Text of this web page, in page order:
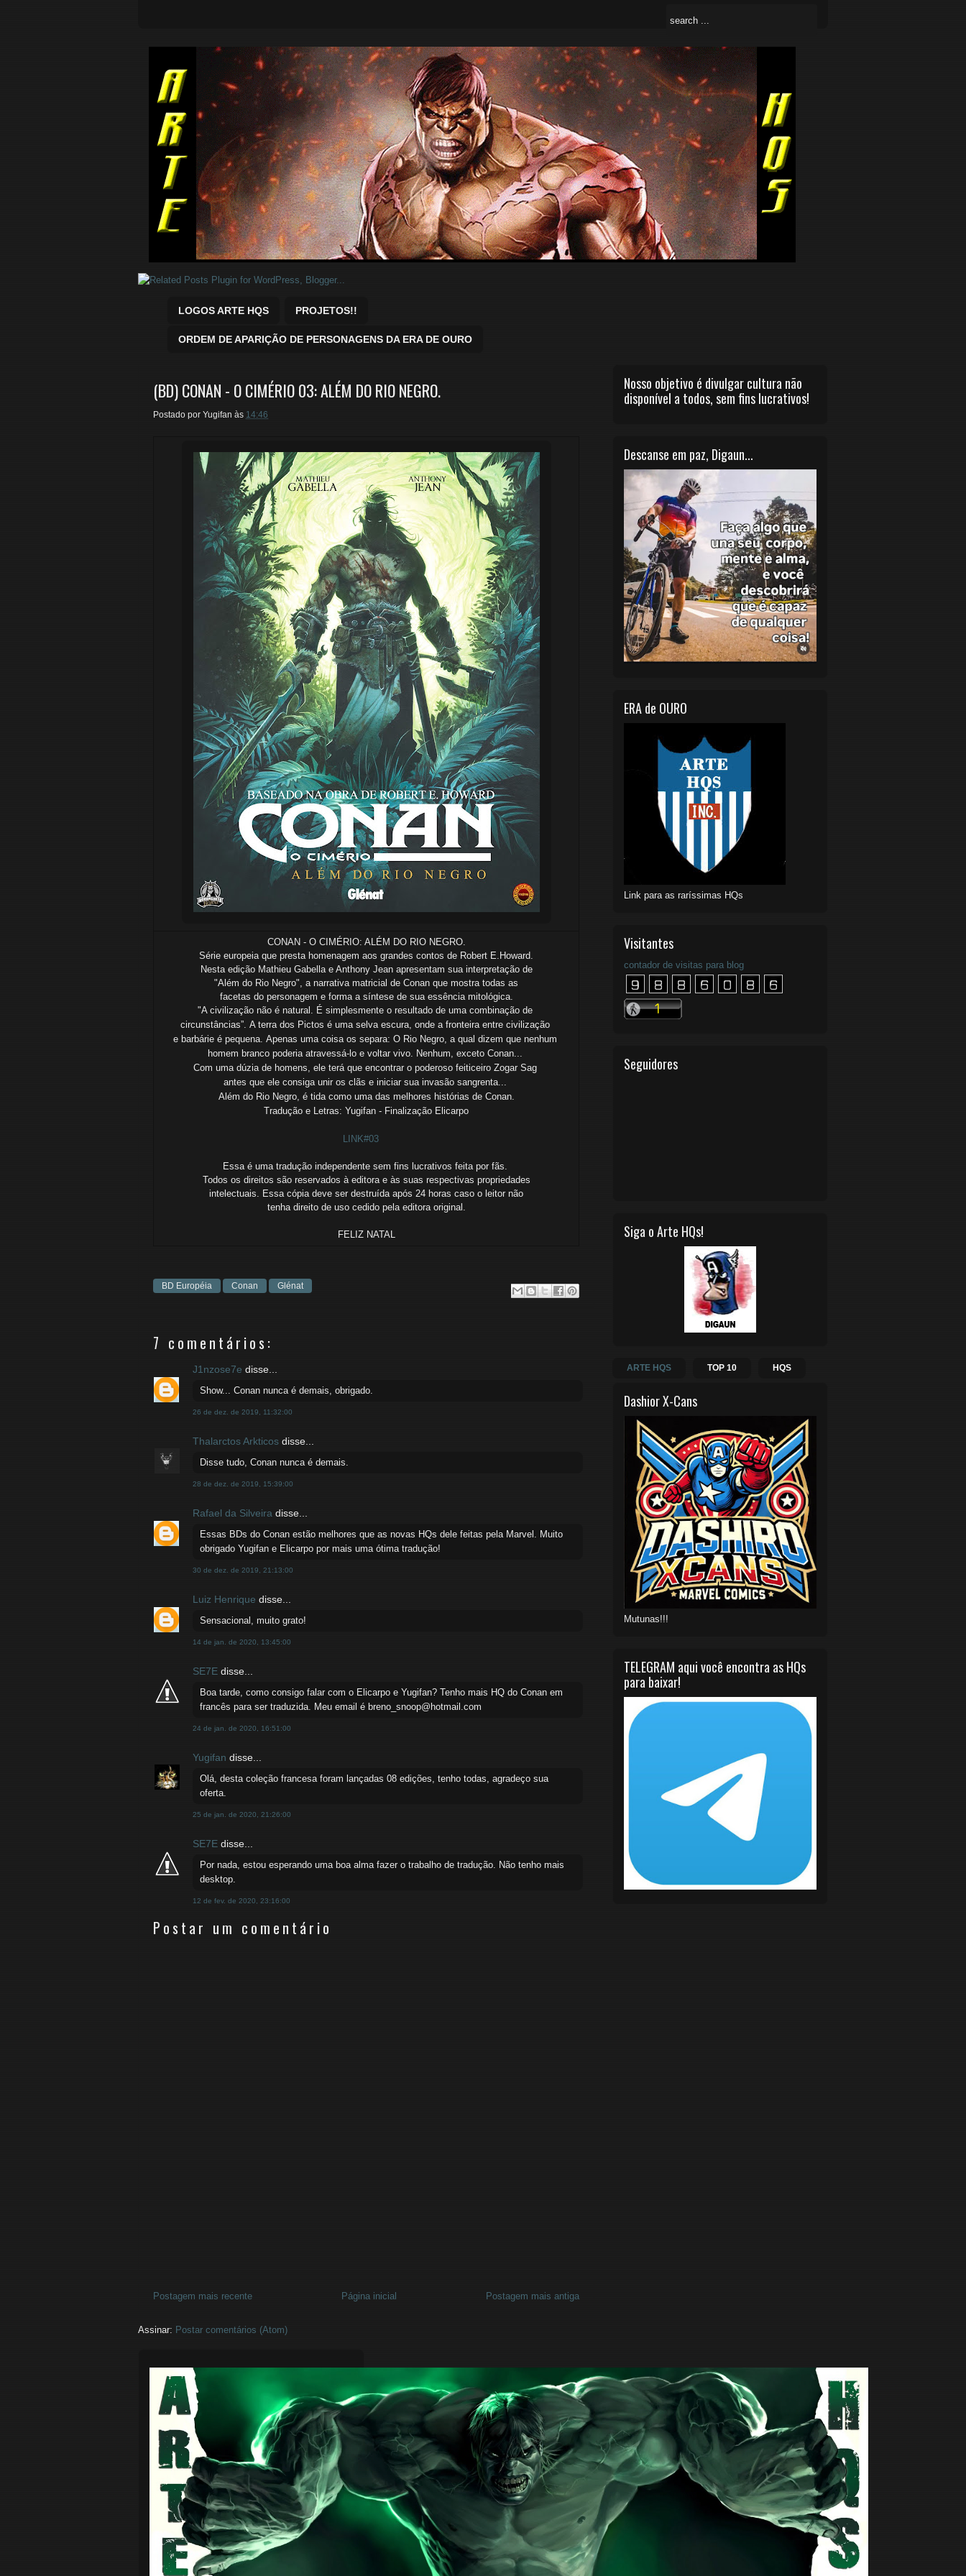
Quadrinhos Marvel e DC para baixar.
LOGOS ARTE HQS PROJETOS!!
ORDEM DE APARIÇÃO DE PERSONAGENS DA ERA DE OURO
(BD) CONAN - O CIMÉRIO 03: ALÉM DO RIO NEGRO.
Postado por Yugifan às 14:46
CONAN - O CIMÉRIO: ALÉM DO RIO NEGRO.
Série europeia que presta homenagem aos grandes contos de Robert E.Howard.
Nesta edição Mathieu Gabella e Anthony Jean apresentam sua interpretação de
"Além do Rio Negro", a narrativa matricial de Conan que mostra todas as
facetas do personagem e forma a síntese de sua essência mitológica.
"A civilização não é natural. É simplesmente o resultado de uma combinação de
circunstâncias”. A terra dos Pictos é uma selva escura, onde a fronteira entre civilização
e barbárie é pequena. Apenas uma coisa os separa: O Rio Negro, a qual dizem que nenhum
homem branco poderia atravessá-lo e voltar vivo. Nenhum, exceto Conan...
Com uma dúzia de homens, ele terá que encontrar o poderoso feiticeiro Zogar Sag
antes que ele consiga unir os clãs e iniciar sua invasão sangrenta...
Além do Rio Negro, é tida como uma das melhores histórias de Conan.
Tradução e Letras: Yugifan - Finalização E licarpo
LINK#03
Essa é uma tradução independente sem fins lucrativos feita por fãs.
Todos os direitos são reservados à editora e às suas respectivas propriedades
intelectuais. Essa cópia deve ser destruída após 24 horas caso o leitor não
tenha direito de uso cedido pela editora original.
FELIZ NATAL
BD Européia Conan Glénat
7 comentários:
J1nzose7e disse...
Show... Conan nunca é demais, obrigado.
26 de dez. de 2019, 11:32:00
Thalarctos Arkticos disse...
Disse tudo, Conan nunca é demais.
28 de dez. de 2019, 15:39:00
Rafael da Silveira disse...
Essas BDs do Conan estão melhores que as novas HQs dele feitas pela Marvel. Muito
obrigado Yugifan e Elicarpo por mais uma ótima tradução!
30 de dez. de 2019, 21:13:00
Luiz Henrique disse...
Sensacional, muito grato!
14 de jan. de 2020, 13:45:00
SE7E disse...
Boa tarde, como consigo falar com o Elicarpo e Yugifan? Tenho mais HQ do Conan em
francês para ser traduzida. Meu email é breno_snoop@hotmail.com
24 de jan. de 2020, 16:51:00
Yugifan disse...
Olá, desta coleção francesa foram lançadas 08 edições, tenho todas, agradeço sua
oferta.
25 de jan. de 2020, 21:26:00
SE7E disse...
Por nada, estou esperando uma boa alma fazer o trabalho de tradução. Não tenho mais
desktop.
12 de fev. de 2020, 23:16:00
Postar um comentário
Postagem mais recente Postagem mais antiga
Página inicial
Assinar: Postar comentários (Atom)
Nosso objetivo é divulgar cultura não
disponível a todos, sem fins lucrativos!
Descanse em paz, Digaun...
ERA de OURO
Link para as raríssimas HQs
Visitantes
contador de visitas para blog
Seguidores
Siga o Arte HQs!
ARTE HQS TOP 10 HQS
Dashior X-Cans
Mutunas!!!
TELEGRAM aqui você encontra as HQs
para baixar!